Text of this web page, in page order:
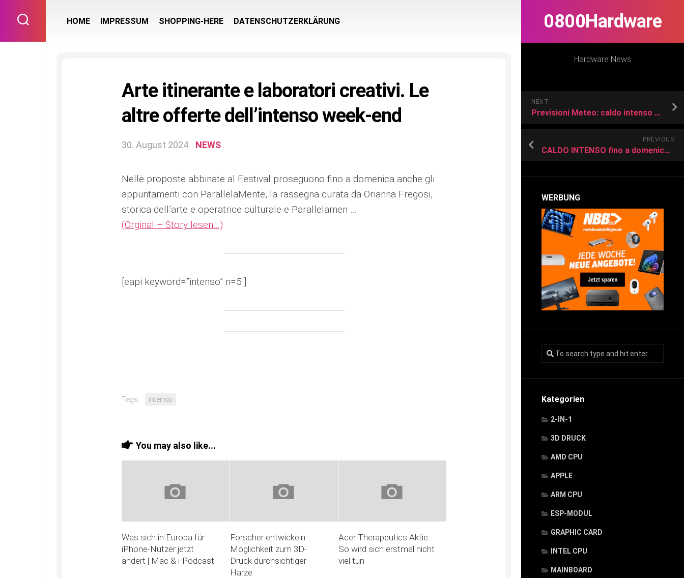
content
0800Hardware
Hardware News
NEXT
Previsioni Meteo: caldo intenso tra venerdì e weekend con scarsi temporali
PREVIOUS
CALDO INTENSO fino a domenica e TEMPORALI quasi assenti
WERBUNG
Kategorien
2-IN-1
3D DRUCK
AMD CPU
APPLE
ARM CPU
ESP-MODUL
GRAPHIC CARD
INTEL CPU
MAINBOARD
HOME IMPRESSUM SHOPPING-HERE DATENSCHUTZERKLÄRUNG
Arte itinerante e laboratori creativi. Le
altre offerte dell’intenso week-end
30. August 2024 NEWS
Nelle proposte abbinate al Festival proseguono fino a domenica anche gli
appuntamenti con ParallelaMente, la rassegna curata da Orianna Fregosi,
storica dell’arte e operatrice culturale e Parallelamen …
(Orginal – Story lesen…)
[eapi keyword=”intenso” n=5 ]
Tags: intenso
You may also like...
Was sich in Europa für
iPhone-Nutzer jetzt
ändert | Mac & i-Podcast
Forscher entwickeln
Möglichkeit zum 3D-
Druck durchsichtiger
Harze
Acer Therapeutics Aktie:
So wird sich erstmal nicht
viel tun